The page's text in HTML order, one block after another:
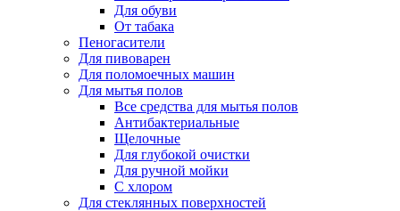
Для обуви
От табака
Пеногасители
Для пивоварен
Для поломоечных машин
Для мытья полов
Все средства для мытья полов
Антибактериальные
Щелочные
Для глубокой очистки
Для ручной мойки
С хлором
Для стеклянных поверхностей